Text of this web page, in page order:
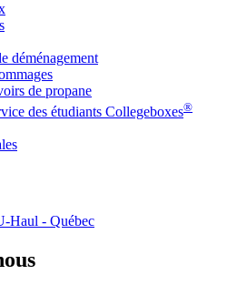
déménagement
de propane
des étudiants Collegeboxes®
Haul - Québec